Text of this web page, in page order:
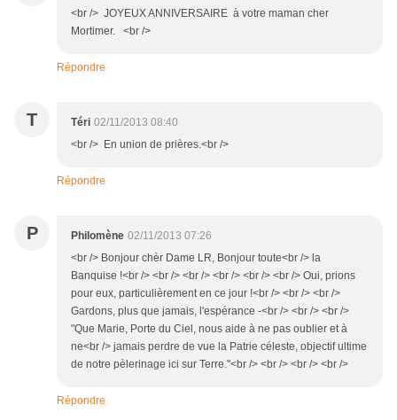
<br /> JOYEUX ANNIVERSAIRE à votre maman cher
Mortimer. <br />
Répondre
T Téri 02/11/2013 08:40
<br /> En union de prières.<br />
Répondre
P Philomène 02/11/2013 07:26
<br /> Bonjour chèr Dame LR, Bonjour toute<br /> la
Banquise !<br /> <br /> <br /> <br /> <br /> <br /> Oui, prions
pour eux, particulièrement en ce jour !<br /> <br /> <br />
Gardons, plus que jamais, l'espérance -<br /> <br /> <br />
"Que Marie, Porte du Ciel, nous aide à ne pas oublier et à
ne<br /> jamais perdre de vue la Patrie céleste, objectif ultime
de notre pèlerinage ici sur Terre."<br /> <br /> <br /> <br />
Répondre